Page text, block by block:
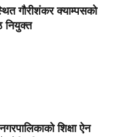
गौरीशंकर क्याम्पसको
नियुक्त
शिक्षा ऐन